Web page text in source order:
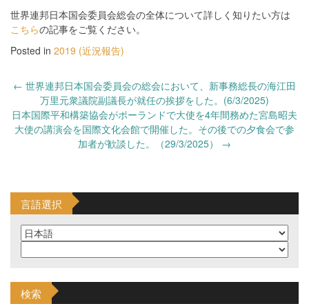
世界連邦日本国会委員会総会の全体について詳しく知りたい方は
こちらの記事をご覧ください。
Posted in 2019 (近況報告)
Post
navigation
← 世界連邦日本国会委員会の総会において、新事務総長の海江田
万里元衆議院副議長が就任の挨拶をした。(6/3/2025)
日本国際平和構築協会がポーランドで大使を4年間務めた宮島昭夫
大使の講演会を国際文化会館で開催した。その後での夕食会で参
加者が歓談した。（29/3/2025） →
言語選択
検索